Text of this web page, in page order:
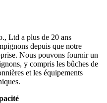
Ltd a plus de 20 ans
depuis que notre
Nous pouvons fournir un
y compris les bûches de
et les équipements